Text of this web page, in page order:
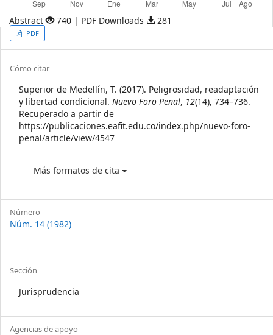
Abstract 740 | PDF Downloads 281
Article
Sidebar
PDF
Article
Details
Cómo citar
Superior de Medellín, T. (2017). Peligrosidad, readaptación
y libertad condicional. Nuevo Foro Penal, 12(14), 734–736.
Recuperado a partir de
https://publicaciones.eafit.edu.co/index.php/nuevo-foro-
penal/article/view/4547
Más formatos de cita
Número
Núm. 14 (1982)
Sección
Jurisprudencia
Agencias de apoyo